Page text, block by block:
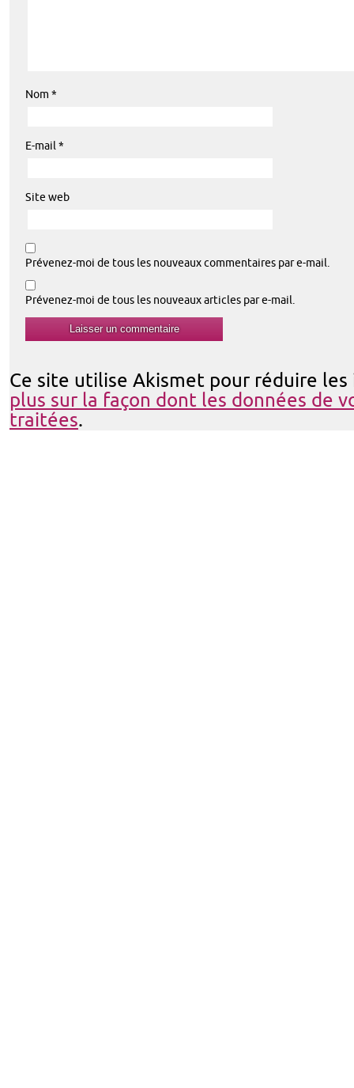
Nom *
E-mail *
Site web
Prévenez-moi de tous les nouveaux commentaires par e-mail.
Prévenez-moi de tous les nouveaux articles par e-mail.
Ce site utilise Akismet pour réduire
plus sur la façon dont les données de
traitées.